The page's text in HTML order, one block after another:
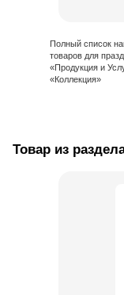
Полный список
товаров для
«Продукция и
«Коллекция»
Товар из